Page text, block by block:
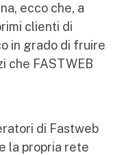
ecco che, a
clienti di
in grado di fruire
che FASTWEB
di Fastweb
la propria rete